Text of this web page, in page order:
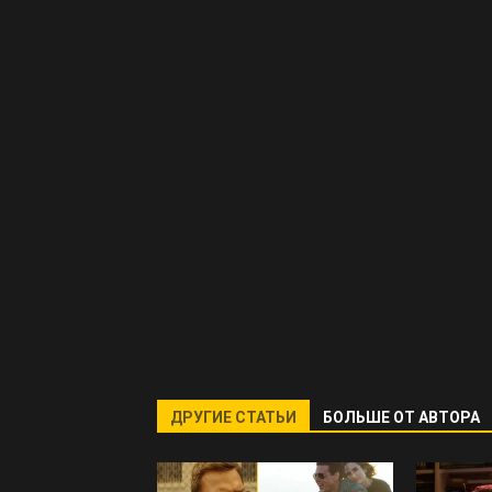
ДРУГИЕ СТАТЬИ БОЛЬШЕ ОТ АВТОРА